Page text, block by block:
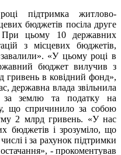
підтримка житлово-
бюджетів посіла друге
При цьому 10 державних
з місцевих бюджетів,
«У цьому році в
бюджет вилучив з
гривень в ковідний фонд»,
державна влада звільнила
за землю та податку на
що спричинило за собою
2 млрд гривень. «У нас
бюджетів і зрозуміло, що
і за рахунок підтримки
- прокоментував